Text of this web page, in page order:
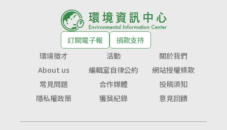
訂閱電子報
捐款支持
環境徵才
活動
關於我們
About us
編輯室自律公約
網站授權條款
常見問題
合作媒體
投稿須知
隱私權政策
獲獎紀錄 意見回饋